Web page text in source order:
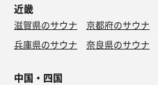
近畿
滋賀県のサウナ 京都府のサウナ
兵庫県のサウナ
奈良県のサウナ
中国・四国